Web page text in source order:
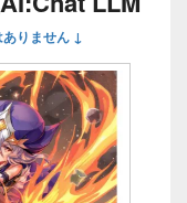
りません ↓